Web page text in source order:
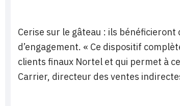
Cerise sur le gâteau : ils
d’engagement. « Ce dispositif
clients finaux Nortel et qui permet à
Carrier, directeur des ventes